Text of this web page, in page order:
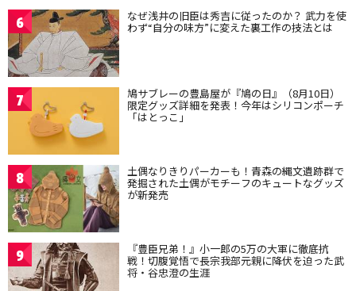
6 なぜ浅井の旧臣は秀吉に従ったのか？ 武力を使
わず“自分の味方”に変えた裏工作の技法とは
7 鳩サブレーの豊島屋が『鳩の日』（8月10日）
限定グッズ詳細を発表！今年はシリコンポーチ
「はとっこ」
8 土偶なりきりパーカーも！青森の縄文遺跡群で
発掘された土偶がモチーフのキュートなグッズ
が新発売
9 『豊臣兄弟！』小一郎の5万の大軍に徹底抗
戦！切腹覚悟で長宗我部元親に降伏を迫った武
将・谷忠澄の生涯